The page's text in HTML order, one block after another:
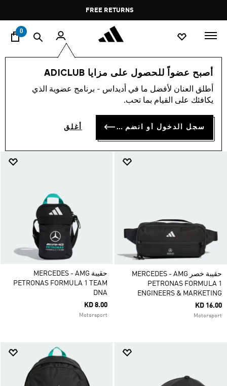
Pause
promotion
rotation
FREE DELIVERY OVER 35 KWD
0
أصبح عضواً للحصول على مزايا ADICLUB
أطلق العنان لأفضل ما في أديداس - برنامج عضوية الذي
يكافئك على القيام بما تحب.
سجل الدخول أو انضم الآن أغلق
الرياضات Motorsport
ACCESSORIES (31)
حقيبة خصر MERCEDES - AMG
PETRONAS FORMULA 1
ENGINEERS & MARKETING
KD 16.00
Motorsport
حقيبة MERCEDES - AMG
PETRONAS FORMULA 1 TEAM
DNA
KD 8.00
Motorsport